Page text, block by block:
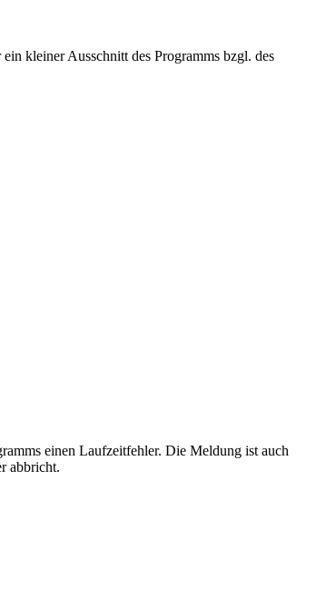
kleiner Ausschnitt des Programms bzgl. des
einen Laufzeitfehler. Die Meldung ist auch
abbricht.